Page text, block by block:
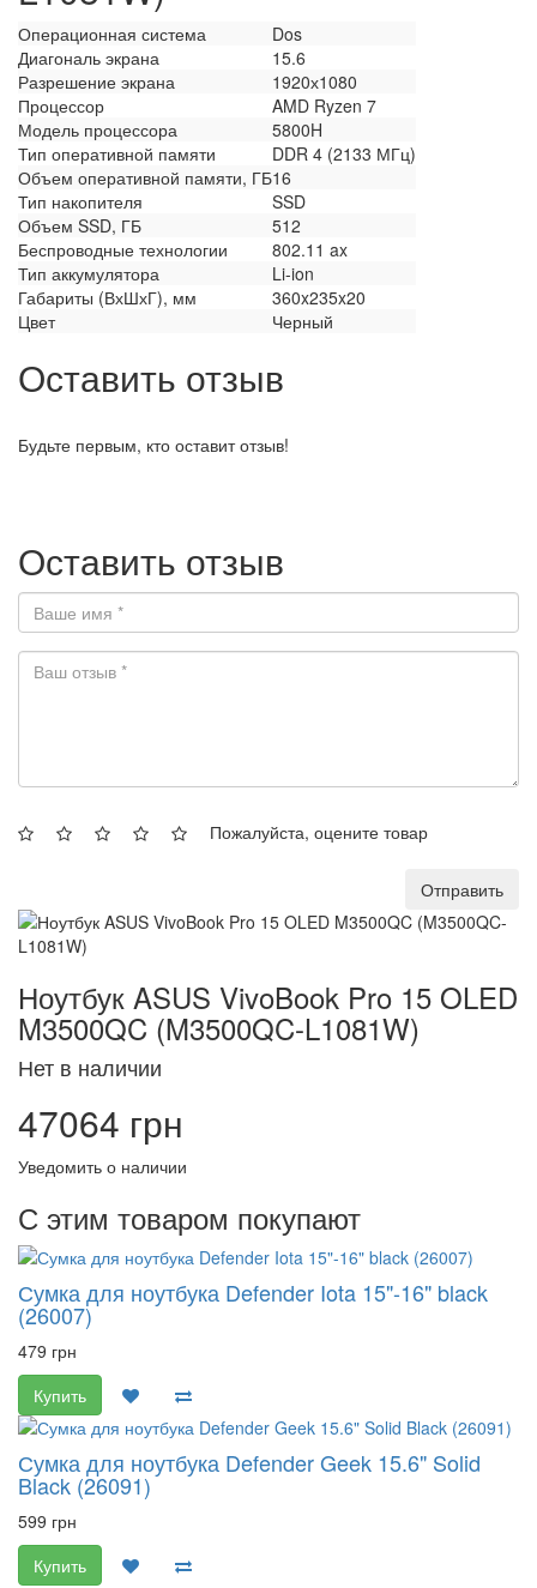
Операционная система
Dos
Диагональ экрана
15.6
Разрешение экрана
1920х1080
Процессор
AMD Ryzen 7
Модель процессора
5800H
Тип оперативной памяти
DDR 4 (2133 МГц)
Объем оперативной памяти, ГБ16
Тип накопителя
SSD
Объем SSD, ГБ
512
Беспроводные технологии
802.11 ax
Тип аккумулятора
Li-ion
Габариты (ВхШхГ), мм
360x235x20
Цвет
Черный
Оставить отзыв
Будьте первым, кто оставит отзыв!
Оставить отзыв
Пожалуйста, оцените товар
Отправить
Ноутбук ASUS VivoBook Pro 15 OLED
M3500QC (M3500QC-L1081W)
Нет в наличии
47064 грн
Уведомить о наличии
С этим товаром покупают
Сумка для ноутбука Defender Iota 15"-16" black
(26007)
479 грн
Купить
Сумка для ноутбука Defender Geek 15.6" Solid
Black (26091)
599 грн
Купить